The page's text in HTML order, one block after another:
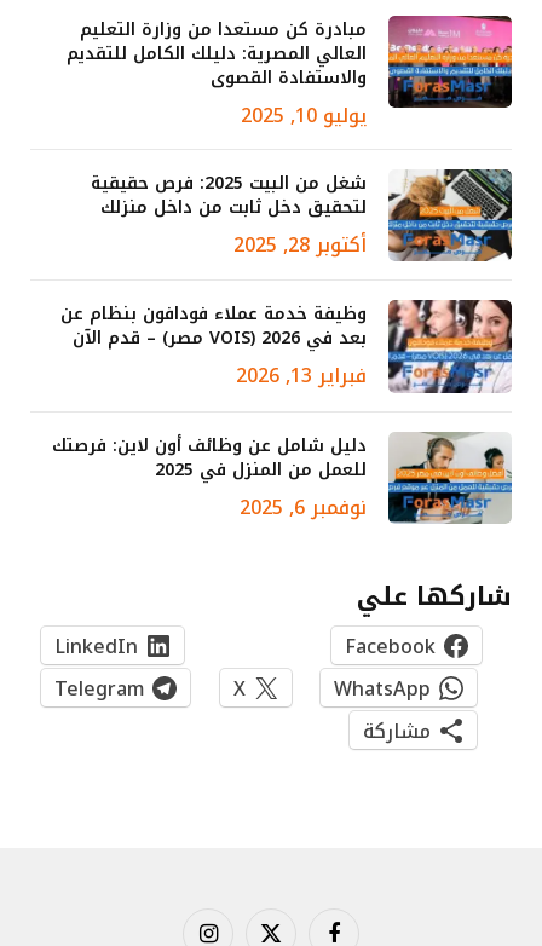
مبادرة كن مستعدا من وزارة التعليم
العالي المصرية: دليلك الكامل للتقديم
والاستفادة القصوى
يوليو 10, 2025
شغل من البيت 2025: فرص حقيقية
لتحقيق دخل ثابت من داخل منزلك
أكتوبر 28, 2025
وظيفة خدمة عملاء فودافون بنظام عن
بعد في 2026 (VOIS مصر) – قدم الآن
فبراير 13, 2026
دليل شامل عن وظائف أون لاين: فرصتك
للعمل من المنزل في 2025
نوفمبر 6, 2025
شاركها علي
Facebook
LinkedIn
WhatsApp
X
Telegram
مشاركة